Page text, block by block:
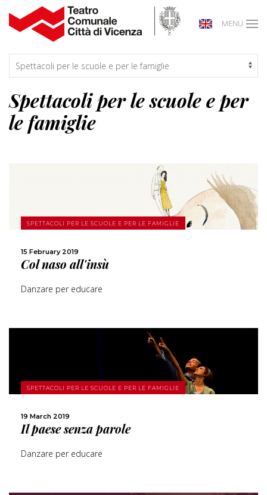
MENU
Spettacoli per le scuole e per
le famiglie
SPETTACOLI PER LE SCUOLE E PER LE FAMIGLIE
15 February 2019
Col naso all'insù
Danzare per educare
SPETTACOLI PER LE SCUOLE E PER LE FAMIGLIE
19 March 2019
Il paese senza parole
Danzare per educare